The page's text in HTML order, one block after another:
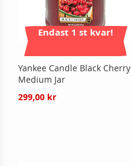
Endast 1 st kvar!
Yankee Candle Black Cherry
Medium Jar
299,00 kr